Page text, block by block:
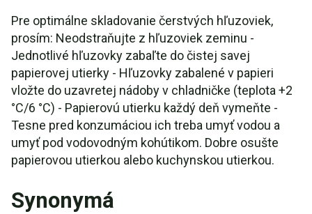
Pre optimálne skladovanie čerstvých hľuzoviek,
prosím: Neodstraňujte z hľuzoviek zeminu -
Jednotlivé hľuzovky zabaľte do čistej savej
papierovej utierky - Hľuzovky zabalené v papieri
vložte do uzavretej nádoby v chladničke (teplota +2
°C/6 °C) - Papierovú utierku každý deň vymeňte -
Tesne pred konzumáciou ich treba umyť vodou a
umyť pod vodovodným kohútikom. Dobre osušte
papierovou utierkou alebo kuchynskou utierkou.
Synonymá